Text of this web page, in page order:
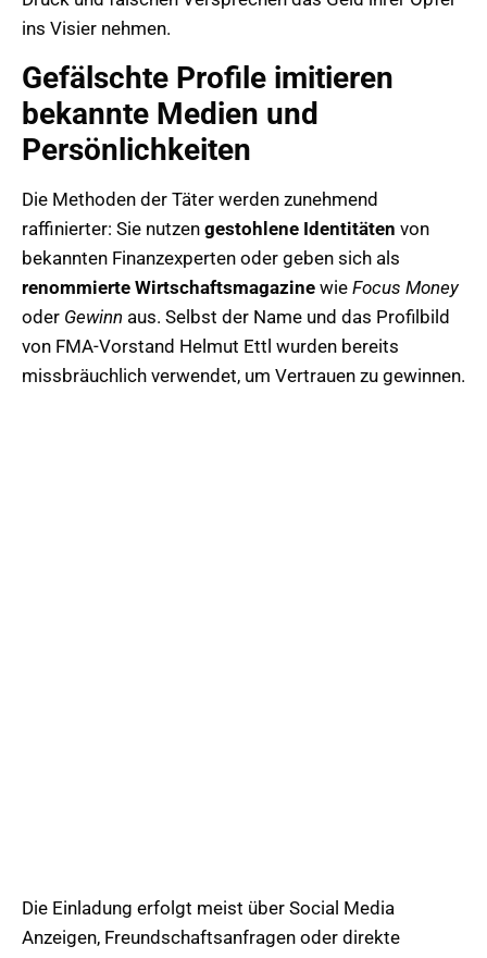
ins Visier nehmen.
Gefälschte Profile imitieren
bekannte Medien und
Persönlichkeiten
Die Methoden der Täter werden zunehmend
raffinierter: Sie nutzen gestohlene Identitäten von
bekannten Finanzexperten oder geben sich als
renommierte Wirtschaftsmagazine wie Focus Money
oder Gewinn aus. Selbst der Name und das Profilbild
von FMA-Vorstand Helmut Ettl wurden bereits
missbräuchlich verwendet, um Vertrauen zu gewinnen.
Die Einladung erfolgt meist über Social Media
Anzeigen, Freundschaftsanfragen oder direkte